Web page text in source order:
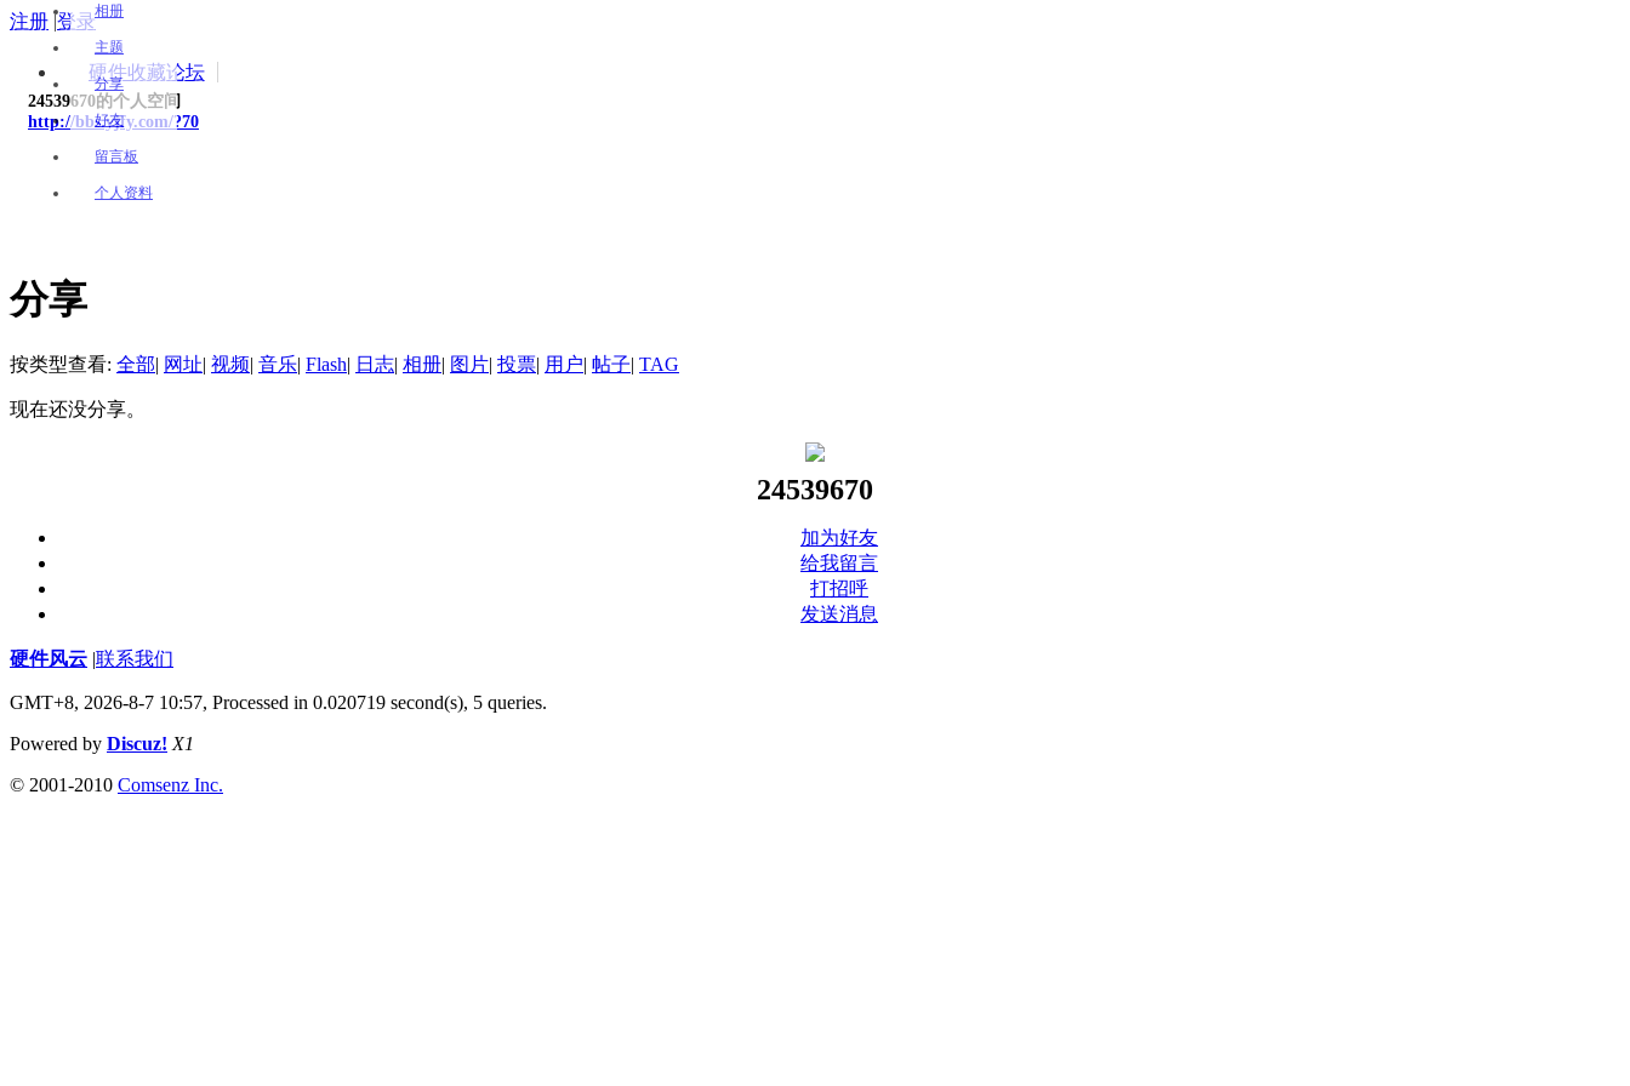
注册 |登录
硬件收藏论坛
24539670的个人空间
http://bbs.yjfy.com/?70
相册
主题
分享
好友
留言板
个人资料
分享
按类型查看: 全部 网址 视频 音乐 Flash 日志 相册 图片 投票 用户 帖子 TAG
现在还没分享。
24539670
加为好友
给我留言
打招呼
发送消息
硬件风云 联系我们
GMT+8, 2026-8-7 10:57, Processed in 0.020719 second(s), 5 queries.
Powered by Discuz! X1
© 2001-2010 Comsenz Inc.